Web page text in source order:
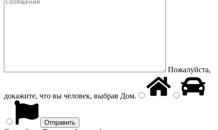
Пожалуйста,
докажите, что вы человек, выбрав Дом.